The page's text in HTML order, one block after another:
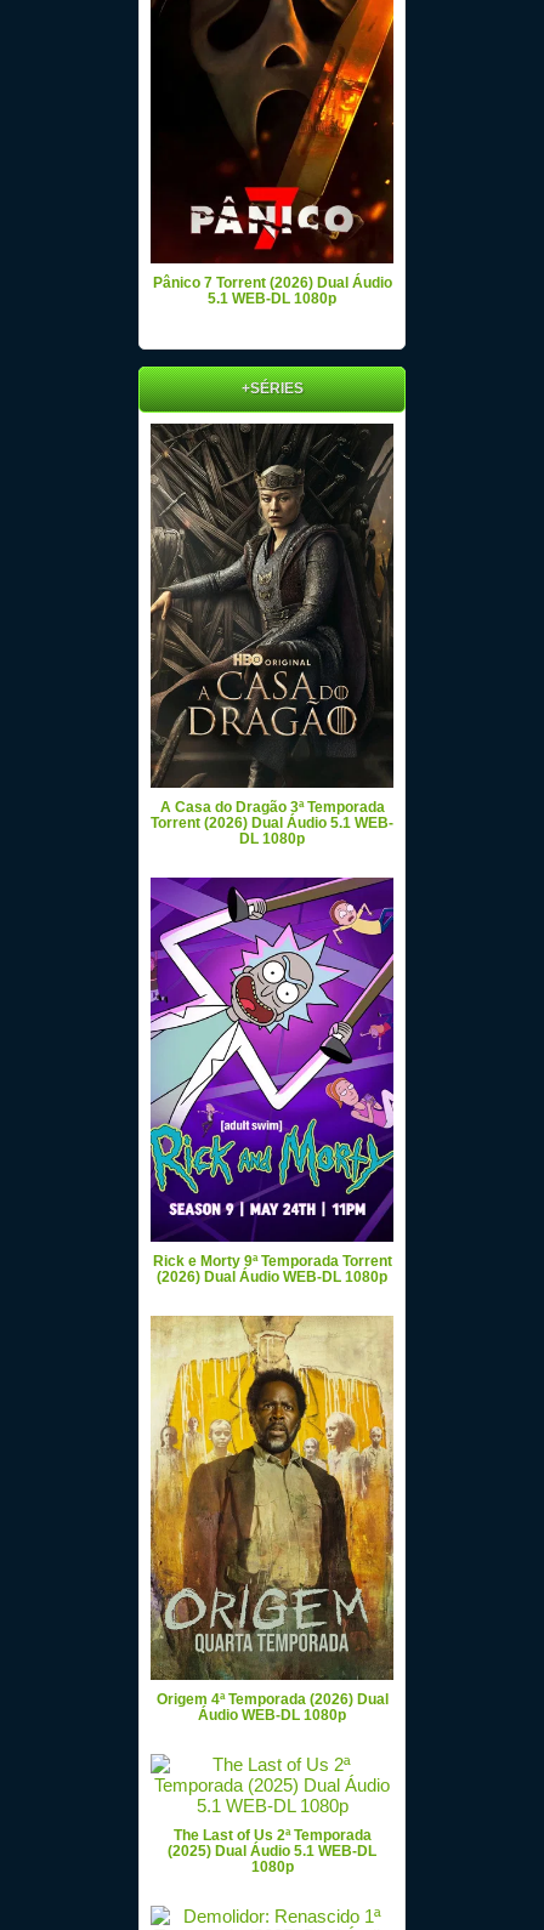
Pânico 7 Torrent (2026) Dual Áudio
5.1 WEB-DL 1080p
+SÉRIES
A Casa do Dragão 3ª Temporada
Torrent (2026) Dual Áudio 5.1 WEB-
DL 1080p
Rick e Morty 9ª Temporada Torrent
(2026) Dual Áudio WEB-DL 1080p
Origem 4ª Temporada (2026) Dual
Áudio WEB-DL 1080p
The Last of Us 2ª Temporada
(2025) Dual Áudio 5.1 WEB-DL
1080p